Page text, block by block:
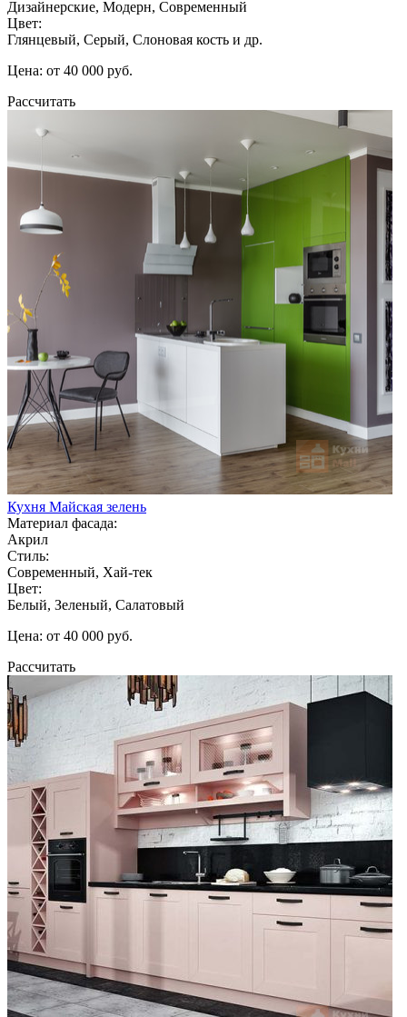
Дизайнерские, Модерн, Современный
Цвет:
Глянцевый, Серый, Слоновая кость и др.
Цена: от 40 000 руб.
Рассчитать
Кухня Майская зелень
Материал фасада:
Акрил
Стиль:
Современный, Хай-тек
Цвет:
Белый, Зеленый, Салатовый
Цена: от 40 000 руб.
Рассчитать